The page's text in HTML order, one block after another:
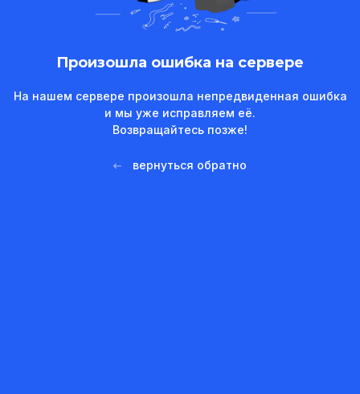
Произошла ошибка на сервере
На нашем сервере произошла непредвиденная ошибка
и мы уже исправляем её.
Возвращайтесь позже!
вернуться обратно